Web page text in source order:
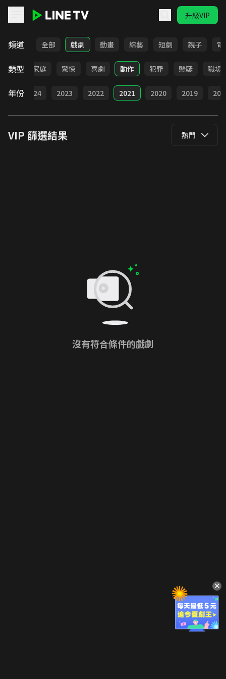
升級VIP
頻道 全部 戲劇 動畫 綜藝 短劇 親子 電
類型
愛情 家庭 驚悚 喜劇 動作 犯罪 懸疑 職場
年份 2024 2023 2022 2021 2020 2019
VIP 篩選結果 熱門
沒有符合條件的戲劇